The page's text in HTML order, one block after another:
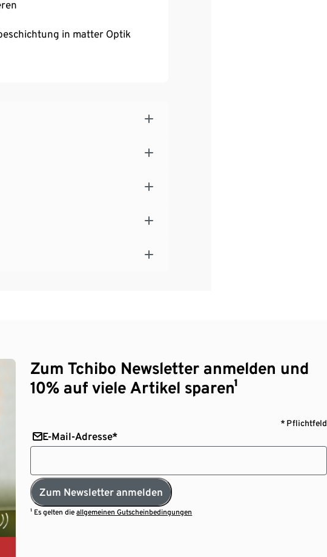
in matter Optik
für einen festen Stand
Zum Tchibo Newsletter anmelden und
10% auf viele Artikel sparen¹
* Pflichtfeld
E-Mail-Adresse*
Zum Newsletter anmelden
¹ Es gelten dieallgemeinen Gutscheinbedingungen